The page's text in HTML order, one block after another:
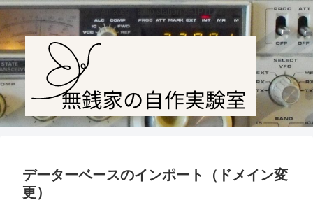
Amateur radio station JF1PTL
データーベースのインポート（ドメイン変
更）